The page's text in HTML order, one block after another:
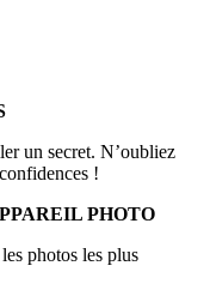
un secret. N’oubliez
!
PHOTO
photos les plus